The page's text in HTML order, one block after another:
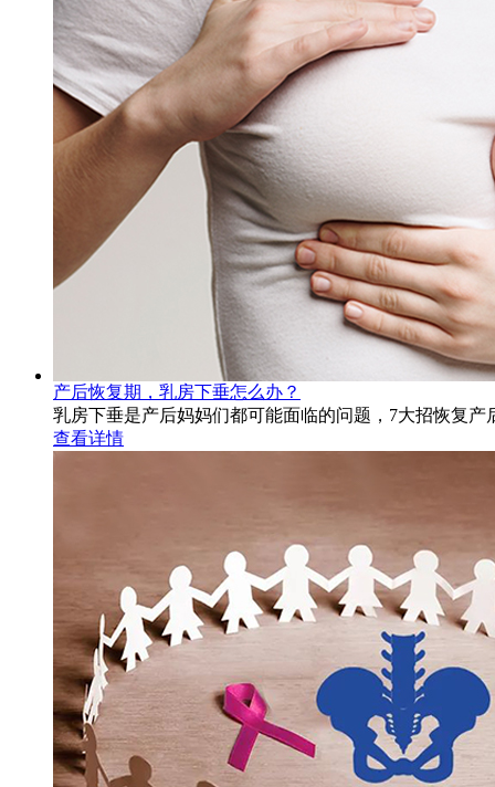
产后恢复期，乳房下垂怎么办？
乳房下垂是产后妈妈们都可能面临的问题，7大招恢复产
查看详情